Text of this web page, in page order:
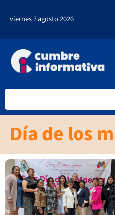
viernes 7 agosto 2026
Día de los